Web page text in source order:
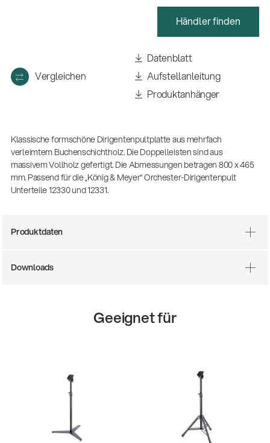
Akustikgitarren-Spielständer
Händler finden
Vergleichen
Datenblatt
Aufstellanleitung
Produktanhänger
Klassische formschöne Dirigentenpultplatte aus mehrfach
verleimtem Buchenschichtholz. Die Doppelleisten sind aus
massivem Vollholz gefertigt. Die Abmessungen betragen 800 x 465
mm. Passend für die „König & Meyer“ Orchester-Dirigentenpult
Unterteile 12330 und 12331.
Produktdaten
Downloads
Geeignet für